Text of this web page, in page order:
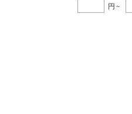
円 ~